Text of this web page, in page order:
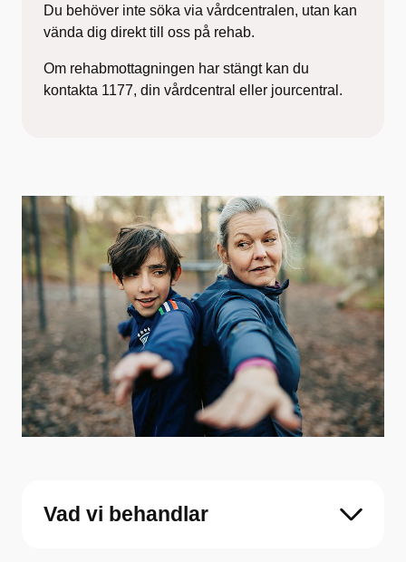
Du behöver inte söka via vårdcentralen, utan kan
vända dig direkt till oss på rehab.
Om rehabmottagningen har stängt kan du
kontakta 1177, din vårdcentral eller jourcentral.
Vad vi behandlar